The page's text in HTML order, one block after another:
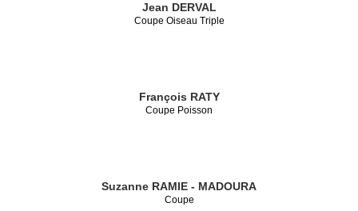
Jean DERVAL
Coupe Oiseau Triple
François RATY
Coupe Poisson
Suzanne RAMIE - MADOURA
Coupe